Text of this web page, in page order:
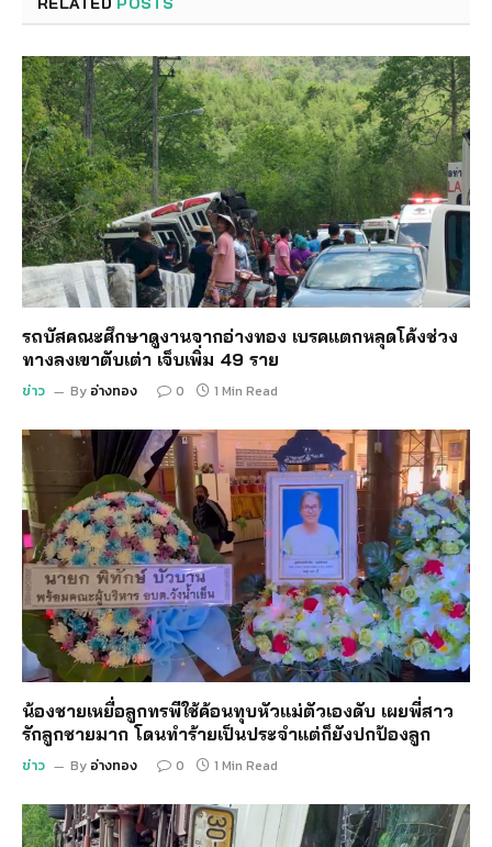
รถบัสคณะศึกษาดูงานจากอ่างทอง เบรคแตกหลุดโค้งช่วง
ทางลงเขาตับเต่า เจ็บเพิ่ม 49 ราย
ข่าว By อ่างทอง 0 1 Min Read
น้องชายเหยื่อลูกทรพีใช้ค้อนทุบหัวแม่ตัวเองดับ เผยพี่สาว
รักลูกชายมาก โดนทำร้ายเป็นประจำแต่ก็ยังปกป้องลูก
ข่าว By อ่างทอง 0 1 Min Read